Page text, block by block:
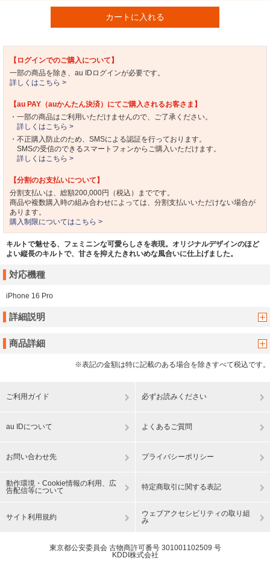
カートに入れる
【ログインでのご購入について】
一部の商品を除き、au IDログインが必要です。
詳しくはこちら >
【au PAY（auかんたん決済）にてご購入されるお客さま】
・一部の商品はご利用いただけませんので、ご了承ください。
詳しくはこちら >
・不正購入防止のため、SMSによる認証を行っております。
SMSの受信のできるスマートフォンからご購入いただけます。
詳しくはこちら >
【分割のお支払いについて】
分割支払いは、総額200,000円（税込）までです。
商品や複数購入時の組み合わせによっては、分割支払いいただけない場合が
あります。
購入制限についてはこちら >
キルトで魅せる、フェミニンな可愛らしさを表現。オリジナルデザインのほど
よい縦長のキルトで、甘さを抑えたきれいめな風合いに仕上げました。
対応機種
iPhone 16 Pro
詳細説明
商品詳細
※表記の金額は特に記載のある場合を除きすべて税込です。
ご利用ガイド 必ずお読みください
au IDについて よくあるご質問
お問い合わせ先 プライバシーポリシー
動作環境・Cookie情報の利用、広
告配信等について
特定商取引に関する表記
サイト利用規約
ウェブアクセシビリティの取り組
み
東京都公安委員会 古物商許可番号 301001102509 号
KDDI株式会社